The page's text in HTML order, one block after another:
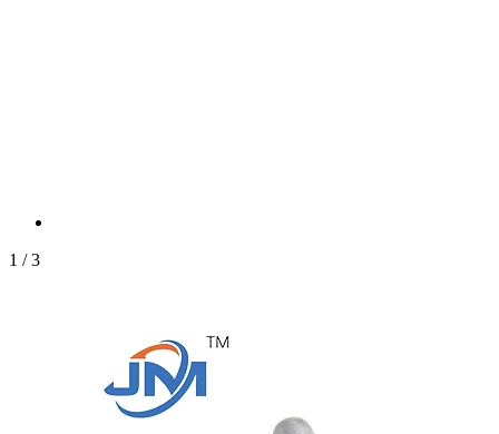
1 / 3